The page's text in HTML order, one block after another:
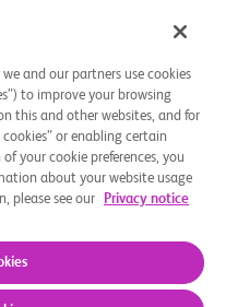
und
Vergleich zu einem
bis sch... Read
and our partners use cookies
to improve your browsing
this and other websites, and for
or enabling certain
your cookie preferences, you
about your website usage
please see our
Privacy notice